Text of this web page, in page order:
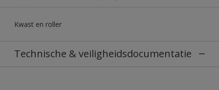
Kwast en roller
Technische & veiligheidsdocumentatie